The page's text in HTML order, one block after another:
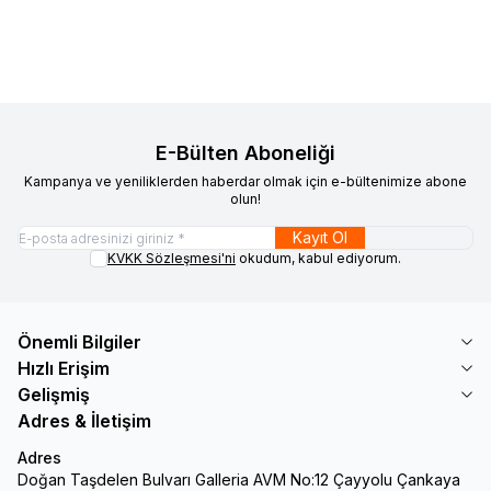
E-Bülten Aboneliği
Kampanya ve yeniliklerden haberdar olmak için e-bültenimize abone
olun!
Kayıt Ol
KVKK Sözleşmesi'ni okudum, kabul ediyorum.
Önemli Bilgiler
Hızlı Erişim
Gelişmiş
Adres & İletişim
Adres
Doğan Taşdelen Bulvarı Galleria AVM No:12 Çayyolu Çankaya